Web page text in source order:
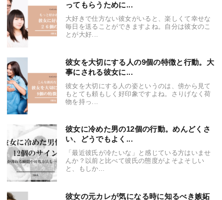
ってもらうために...
大好きで仕方ない彼女がいると、楽しくて幸せな
毎日を送ることができますよね。自分は彼女のこ
とが大好...
彼女を大切にする人の9個の特徴と行動。大
事にされる彼女に...
彼女を大切にする人の姿というのは、傍から見て
もとても頼もしく好印象ですよね。さりげなく荷
物を持っ...
彼女に冷めた男の12個の行動。めんどくさ
い、どうでもよく...
「最近彼氏が冷たいな」と感じている方はいませ
んか？以前と比べて彼氏の態度がよそよそしい
と、もしか...
彼女の元カレが気になる時に知るべき嫉妬